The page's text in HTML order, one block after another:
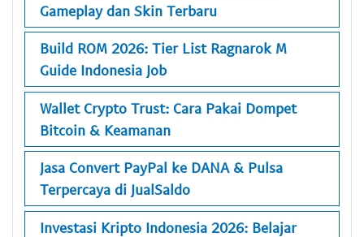
Gameplay dan Skin Terbaru
Build ROM 2026: Tier List Ragnarok M
Guide Indonesia Job
Wallet Crypto Trust: Cara Pakai Dompet
Bitcoin & Keamanan
Jasa Convert PayPal ke DANA & Pulsa
Terpercaya di JualSaldo
Investasi Kripto Indonesia 2026: Belajar